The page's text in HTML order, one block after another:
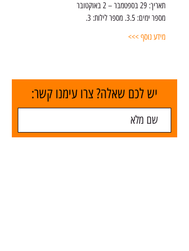
תאריך: 29 בספטמבר – 2 באוקטובר
מספר ימים: 3.5. מספר לילות: 3.
מידע נוסף >>>
יש לכם שאלה? צרו עימנו קשר: